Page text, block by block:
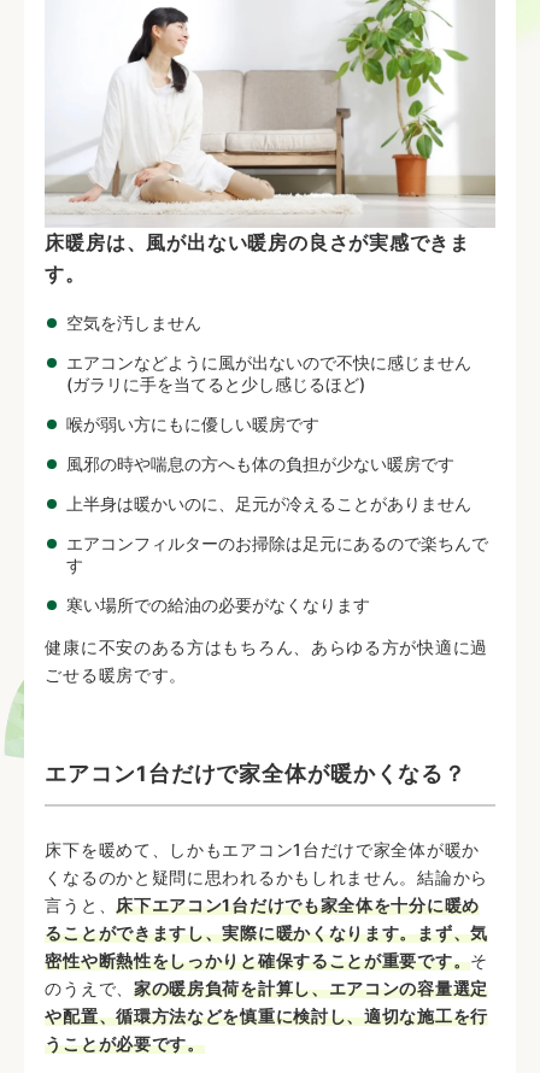
床暖房は、風が出ない暖房の良さが実感できま
す。
空気を汚しません
エアコンなどように風が出ないので不快に感じません
(ガラリに手を当てると少し感じるほど)
喉が弱い方にもに優しい暖房です
風邪の時や喘息の方へも体の負担が少ない暖房です
上半身は暖かいのに、足元が冷えることがありません
エアコンフィルターのお掃除は足元にあるので楽ちんで
す
寒い場所での給油の必要がなくなります
健康に不安のある方はもちろん、あらゆる方が快適に過
ごせる暖房です。
エアコン1台だけで家全体が暖かくなる？
床下を暖めて、しかもエアコン1台だけで家全体が暖か
くなるのかと疑問に思われるかもしれません。結論から
言うと、床下エアコン1台だけでも家全体を十分に暖め
ることができますし、実際に暖かくなります。まず、気
密性や断熱性をしっかりと確保することが重要です。そ
のうえで、 家の暖房負荷を計算し、エアコンの容量選定
や配置、循環方法などを慎重に検討し、適切な施工を行
うことが必要です。